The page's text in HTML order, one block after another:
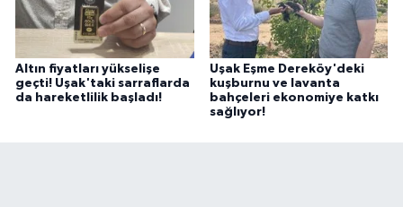
Altın fiyatları yükselişe
geçti! Uşak'taki sarraflarda
da hareketlilik başladı!
Uşak Eşme Dereköy'deki
kuşburnu ve lavanta
bahçeleri ekonomiye katkı
sağlıyor!